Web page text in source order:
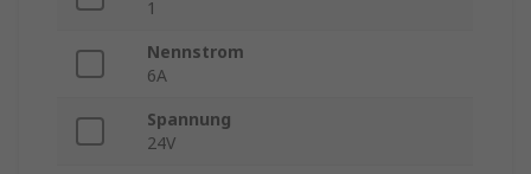
1
Nennstrom
6A
Spannung
24V